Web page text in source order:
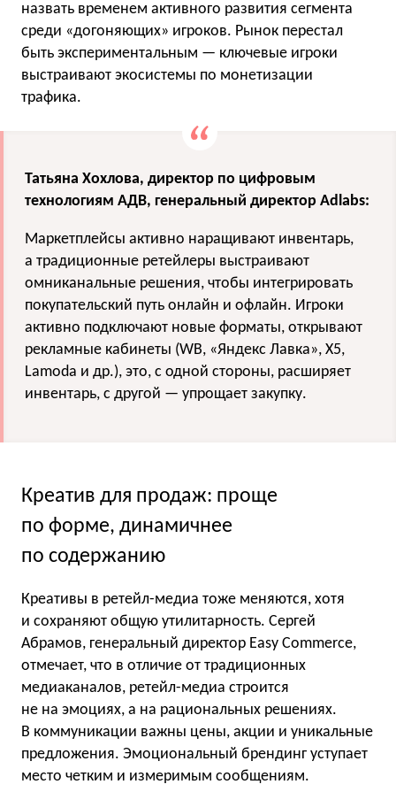
назвать временем активного развития сегмента
среди «догоняющих» игроков. Рынок перестал
быть экспериментальным — ключевые игроки
выстраивают экосистемы по монетизации
трафика.
Татьяна Хохлова, директор по цифровым
технологиям АДВ, генеральный директор Adlabs:
Маркетплейсы активно наращивают инвентарь,
а традиционные ретейлеры выстраивают
омниканальные решения, чтобы интегрировать
покупательский путь онлайн и офлайн. Игроки
активно подключают новые форматы, открывают
рекламные кабинеты (WB, «Яндекс Лавка», X5,
Lamoda и др.), это, с одной стороны, расширяет
инвентарь, с другой — упрощает закупку.
Креатив для продаж: проще
по форме, динамичнее
по содержанию
Креативы в ретейл-медиа тоже меняются, хотя
и сохраняют общую утилитарность. Сергей
Абрамов, генеральный директор Easy Commerce,
отмечает, что в отличие от традиционных
медиаканалов, ретейл-медиа строится
не на эмоциях, а на рациональных решениях.
В коммуникации важны цены, акции и уникальные
предложения. Эмоциональный брендинг уступает
место четким и измеримым сообщениям.